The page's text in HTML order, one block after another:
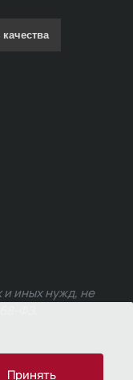
Принять
и иных нужд, не